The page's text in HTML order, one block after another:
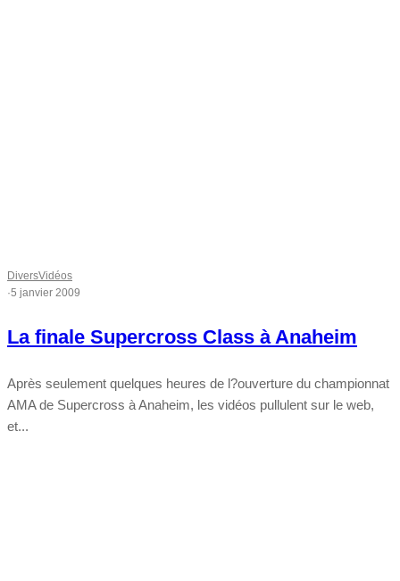
DiversVidéos
·5 janvier 2009
La finale Supercross Class à Anaheim
Après seulement quelques heures de l?ouverture du championnat
AMA de Supercross à Anaheim, les vidéos pullulent sur le web,
et...